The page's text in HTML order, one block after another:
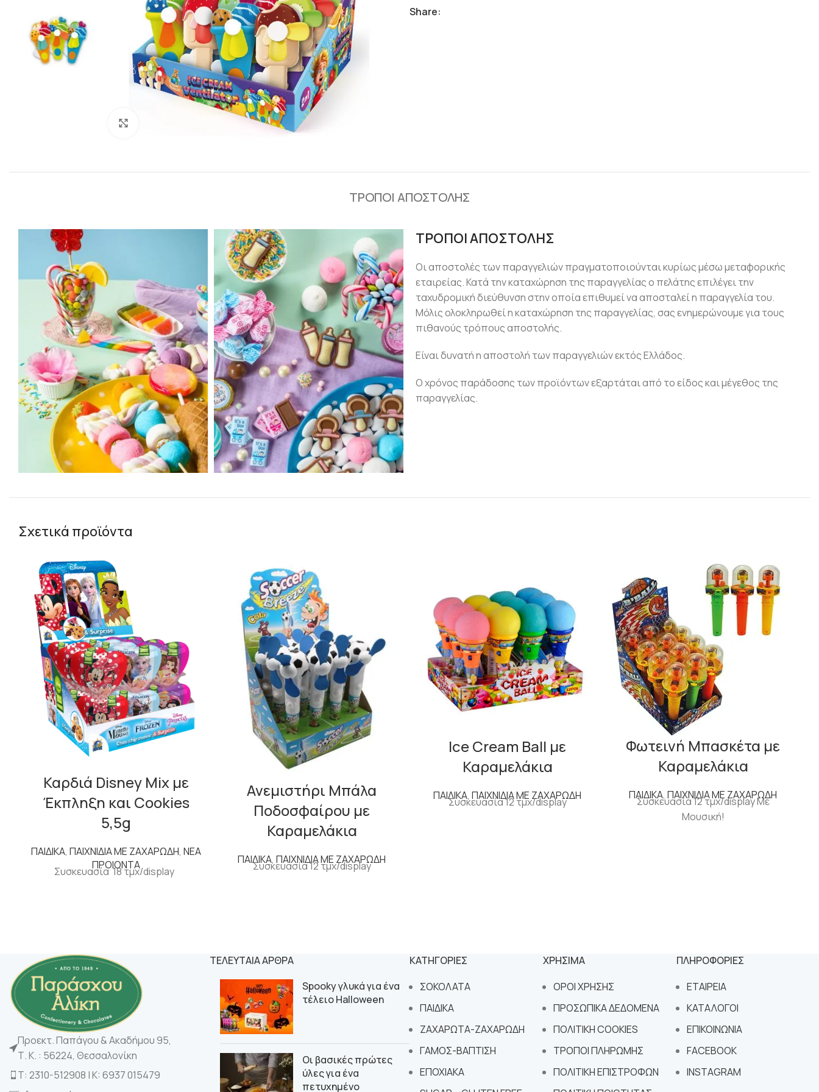
Share:
ΤΡΟΠΟΙ ΑΠΟΣΤΟΛΗΣ
ΤΡΟΠΟΙ ΑΠΟΣΤΟΛΗΣ
Οι αποστολές των παραγγελιών πραγματοποιούνται κυρίως μέσω μεταφορικής
εταιρείας. Κατά την καταχώρηση της παραγγελίας ο πελάτης επιλέγει την
ταχυδρομική διεύθυνση στην οποία επιθυμεί να αποσταλεί η παραγγελία του.
Μόλις ολοκληρωθεί η καταχώρηση της παραγγελίας, σας ενημερώνουμε για τους
πιθανούς τρόπους αποστολής.
Είναι δυνατή η αποστολή των παραγγελιών εκτός Ελλάδος.
Ο χρόνος παράδοσης των προϊόντων εξαρτάται από το είδος και μέγεθος της
παραγγελίας.
Σχετικά προϊόντα
Καρδιά Disney Mix με
Έκπληξη και Cookies
5,5g
ΠΑΙΔΙΚΑ, ΠΑΙΧΝΙΔΙΑ ΜΕ ΖΑΧΑΡΩΔΗ, ΝΕΑ
ΠΡΟΙΟΝΤΑ
Συσκευασία 18 τμχ/display
Ανεμιστήρι Μπάλα
Ποδοσφαίρου με
Καραμελάκια
ΠΑΙΔΙΚΑ, ΠΑΙΧΝΙΔΙΑ ΜΕ ΖΑΧΑΡΩΔΗ
Συσκευασία 12 τμχ/display
Ice Cream Ball με
Καραμελάκια
ΠΑΙΔΙΚΑ, ΠΑΙΧΝΙΔΙΑ ΜΕ ΖΑΧΑΡΩΔΗ
Συσκευασία 12 τμχ/display
Φωτεινή Μπασκέτα με
Καραμελάκια
ΠΑΙΔΙΚΑ, ΠΑΙΧΝΙΔΙΑ ΜΕ ΖΑΧΑΡΩΔΗ
Συσκευασία 12 τμχ/display Με
Μουσική!
Προεκτ. Παπάγου & Ακαδήμου 95,
Τ. Κ. : 56224, Θεσσαλονίκη
Τ: 2310-512908 | K: 6937 015479
ΤΕΛΕΥΤΑΙΑ ΑΡΘΡΑ
Spooky γλυκά για ένα
τέλειο Halloween
Οι βασικές πρώτες
ύλες για ένα
πετυχημένο
ΚΑΤΗΓΟΡΙΕΣ
ΣΟΚΟΛΑΤΑ
ΠΑΙΔΙΚΑ
ΖΑΧΑΡΩΤΑ-ΖΑΧΑΡΩΔΗ
ΓΑΜΟΣ-ΒΑΠΤΙΣΗ
ΕΠΟΧΙΑΚΑ
ΧΡΗΣΙΜΑ
ΟΡΟΙ ΧΡΗΣΗΣ
ΠΡΟΣΩΠΙΚΑ ΔΕΔΟΜΕΝΑ
ΠΟΛΙΤΙΚΗ COOKIES
ΤΡΟΠΟΙ ΠΛΗΡΩΜΗΣ
ΠΟΛΙΤΙΚΗ ΕΠΙΣΤΡΟΦΩΝ
ΠΛΗΡΟΦΟΡΙΕΣ
ΕΤΑΙΡΕΙΑ
ΚΑΤΑΛΟΓΟΙ
ΕΠΙΚΟΙΝΩΝΙΑ
FACEBOOK
INSTAGRAM